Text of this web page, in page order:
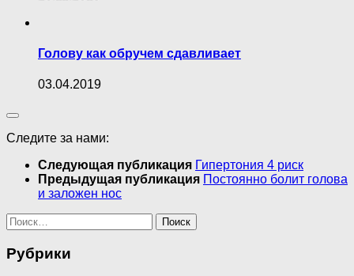
Голову как обручем сдавливает
03.04.2019
Следите за нами:
Следующая публикация Гипертония 4 риск
Предыдущая публикация Постоянно болит голова
и заложен нос
Найти:
Рубрики